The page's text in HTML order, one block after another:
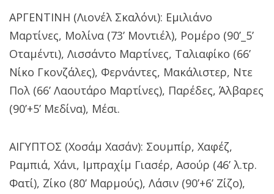
ΑΡΓΕΝΤΙΝΗ (Λιονέλ Σκαλόνι): Εμιλιάνο
Μαρτίνες, Μολίνα (73’ Μοντιέλ), Ρομέρο (90’_5’
Οταμέντι), Λισσάντο Μαρτίνες, Ταλιαφίκο (66’
Νίκο Γκονζάλες), Φερνάντες, Μακάλιστερ, Ντε
Πολ (66’ Λαουτάρο Μαρτίνες), Παρέδες, Άλβαρες
(90’+5’ Μεδίνα), Μέσι.
ΑΙΓΥΠΤΟΣ (Χοσάμ Χασάν): Σουμπίρ, Χαφέζ,
Ραμπιά, Χάνι, Ιμπραχίμ Γιασέρ, Ασούρ (46’ λ.τρ.
Φατί), Ζίκο (80’ Μαρμούς), Λάσιν (90’+6’ Ζίζο),